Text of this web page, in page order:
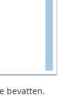
bevatten.